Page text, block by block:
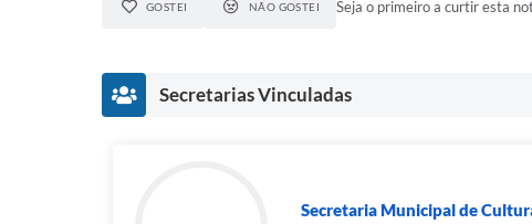
GOSTEI NÃO GOSTEI Seja o primeiro a curtir esta
Secretarias Vinculadas
Secretaria Municipal de